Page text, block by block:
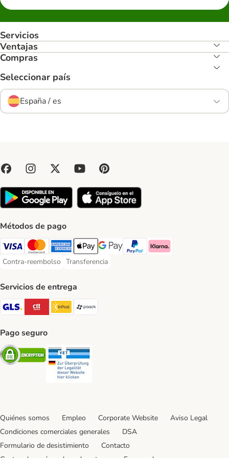
Servicios
Ventajas
Compras
Seleccionar país
España / es
Métodos de pago
Visa Payment Method
Mastercard Payment Method
American Express Payment Method
Apple Pay Payment Method
Google Pay Payment Method
PayPal Payment Method
Klarna Payment Method
Contra-reembolso
Contra-reembolso Payment Method
Transferencia
Transferencia Payment Method
Servicios de entrega
GLS Shipping Method
CTTExpress Shipping Method
InPost Shipping Method
Pago seguro
Security
Quiénes somos Empleo Corporate Website
Aviso Legal
Condiciones comerciales generales
DSA
Formulario de desistimiento
Contacto